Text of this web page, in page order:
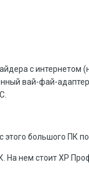
с интернетом
вай-фай-
этого большого ПК
На нем стоит ХР